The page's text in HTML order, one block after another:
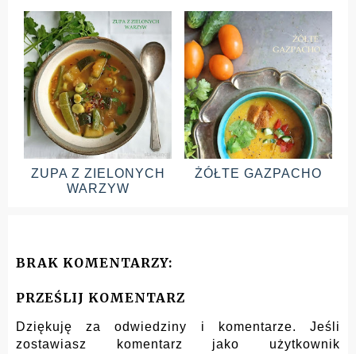
ZUPA Z ZIELONYCH
WARZYW
ŻÓŁTE GAZPACHO
BRAK KOMENTARZY:
PRZEŚLIJ KOMENTARZ
Dziękuję za odwiedziny i komentarze. Jeśli
zostawiasz komentarz jako użytkownik